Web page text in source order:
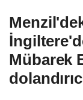
Mübarek